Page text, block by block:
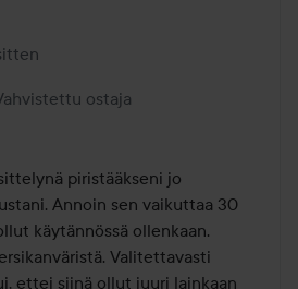
1 vuotta sitten
ostaja
piristääkseni jo
Annoin sen vaikuttaa 30
käytännössä ollenkaan.
Valitettavasti
ettei siinä ollut juuri lainkaan